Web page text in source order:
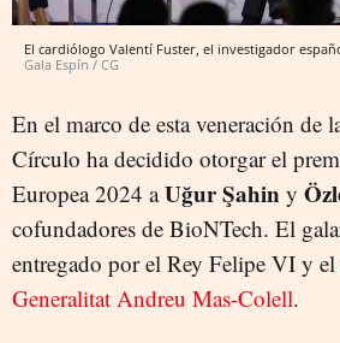
El cardiólogo Valentí Fuster, el investigador
Gala Espín / CG
En el marco de esta veneración de
Círculo ha decidido otorgar el
Europea 2024 aUğur Şahin y
cofundadores de BioNTech. El
entregado por el Rey Felipe VI y el
Generalitat Andreu Mas-Colell.